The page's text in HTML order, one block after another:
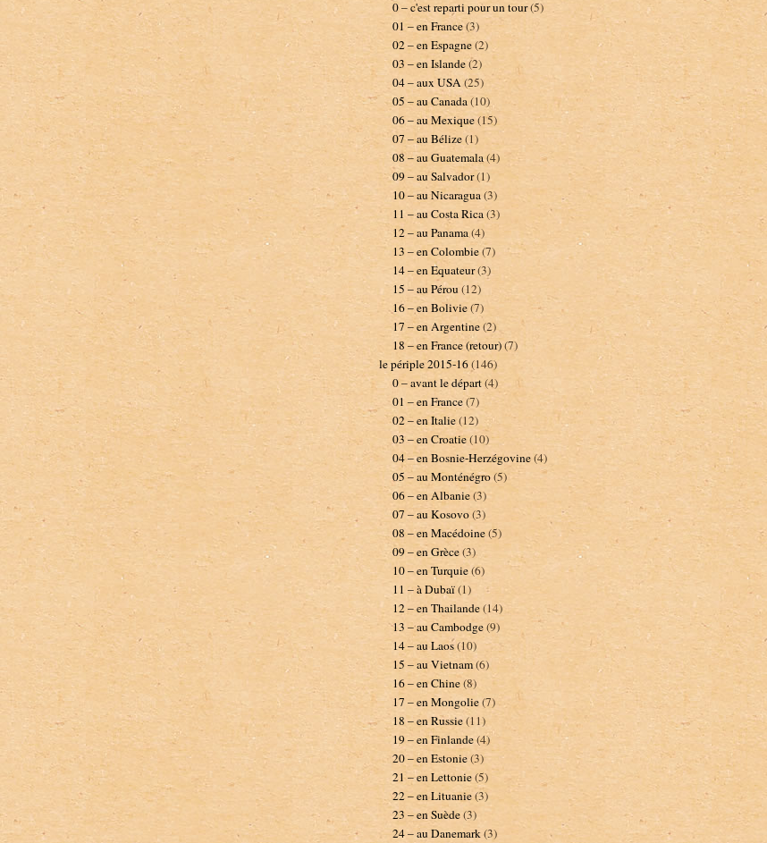
0 – c'est reparti pour un tour(5)
01 – en France(3)
02 – en Espagne(2)
03 – en Islande(2)
04 – aux USA(25)
05 – au Canada(10)
06 – au Mexique(15)
07 – au Bélize(1)
08 – au Guatemala(4)
09 – au Salvador(1)
10 – au Nicaragua(3)
11 – au Costa Rica(3)
12 – au Panama(4)
13 – en Colombie(7)
14 – en Equateur(3)
15 – au Pérou(12)
16 – en Bolivie(7)
17 – en Argentine(2)
18 – en France (retour)(7)
le périple 2015-16(146)
0 – avant le départ(4)
01 – en France(7)
02 – en Italie(12)
03 – en Croatie(10)
04 – en Bosnie-Herzégovine(4)
05 – au Monténégro(5)
06 – en Albanie(3)
07 – au Kosovo(3)
08 – en Macédoine(5)
09 – en Grèce(3)
10 – en Turquie(6)
11 – à Dubaï(1)
12 – en Thailande(14)
13 – au Cambodge(9)
14 – au Laos(10)
15 – au Vietnam(6)
16 – en Chine(8)
17 – en Mongolie(7)
18 – en Russie(11)
19 – en Finlande(4)
20 – en Estonie(3)
21 – en Lettonie(5)
22 – en Lituanie(3)
23 – en Suède(3)
24 – au Danemark(3)